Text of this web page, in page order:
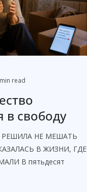
read
в свободу
РЕШИЛА НЕ МЕШАТЬ
В ЖИЗНИ, ГДЕ
В пятьдесят